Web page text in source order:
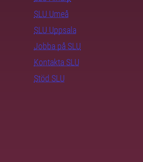
SLU Umeå
SLU Uppsala
Jobba på SLU
Kontakta SLU
Stöd SLU